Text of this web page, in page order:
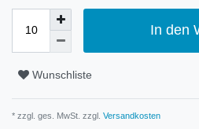
In den
Wunschliste
* zzgl. ges. MwSt. zzgl. Versandkosten